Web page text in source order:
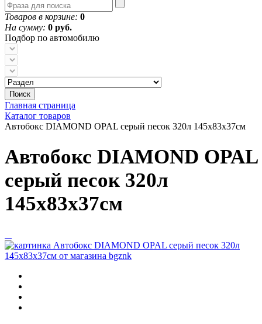
Товаров в корзине: 0
На сумму: 0 руб.
Подбор по автомобилю
Поиск
Главная страница
Каталог товаров
Автобокс DIAMOND OPAL серый песок 320л 145х83x37см
Автобокс DIAMOND OPAL
серый песок 320л
145х83x37см